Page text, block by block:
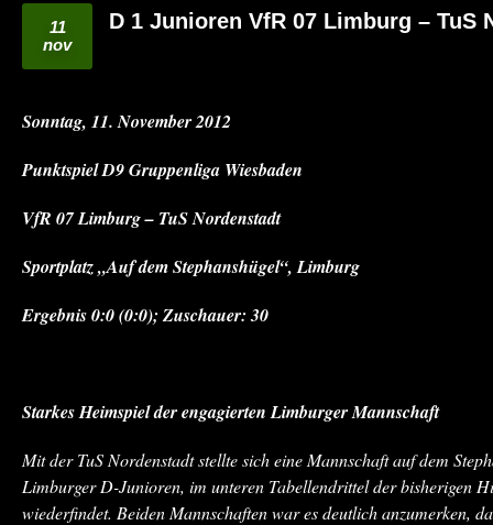
11
nov
D 1 Junioren VfR 07 Limburg – TuS
Sonntag, 11. November 2012
Punktspiel D9 Gruppenliga Wiesbaden
VfR 07 Limburg – TuS Nordenstadt
Sportplatz „Auf dem Stephanshügel“, Limburg
Ergebnis 0:0 (0:0);Zuschauer: 30
Starkes Heimspiel der engagierten Limburger Mannschaft
Mit der TuS Nordenstadt stellte sich eine Mannschaft auf dem
Limburger D-Junioren, im unteren Tabellendrittel der bisherigen
wiederfindet. Beiden Mannschaften war es deutlich anzumerken,